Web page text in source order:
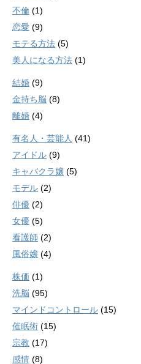
不倫 (1)
恋愛 (9)
モテる方法 (5)
美人になる方法 (1)
結婚 (9)
金持ち脳 (8)
離婚 (4)
有名人・芸能人 (41)
アイドル (9)
キャバクラ嬢 (5)
モデル (2)
俳優 (2)
女優 (5)
看護師 (2)
風俗嬢 (4)
株価 (1)
洗脳 (95)
マインドコントロール (15)
催眠術 (15)
宗教 (17)
感情 (8)